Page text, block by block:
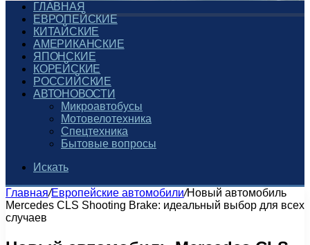
ГЛАВНАЯ
ЕВРОПЕЙСКИЕ
КИТАЙСКИЕ
АМЕРИКАНСКИЕ
ЯПОНСКИЕ
КОРЕЙСКИЕ
РОССИЙСКИЕ
АВТОНОВОСТИ
Микроавтобусы
Мотовелотехника
Спецтехника
Бытовые вопросы
Искать
Главная/Европейские автомобили/Новый автомобиль
Mercedes CLS Shooting Brake: идеальный выбор для всех
случаев